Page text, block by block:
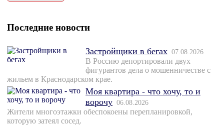
Последние новости
Застройщики в бегах 07.08.2026
В Россию депортировали двух
фигурантов дела о мошенничестве с
жильем в Краснодарском крае.
Моя квартира - что хочу, то и
ворочу 06.08.2026
Жители многоэтажки обеспокоены перепланировкой,
которую затеял сосед.